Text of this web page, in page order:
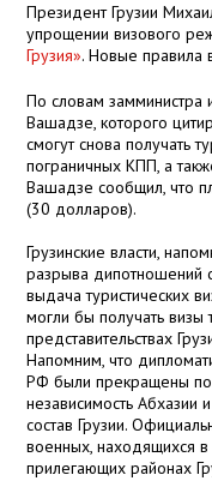
Президент Грузии
упрощении визового
Грузия». Новые правила
По словам замминистра
Вашадзе, которого
смогут снова получать
пограничных КПП, а
Вашадзе сообщил, что
(30 долларов).
Грузинские власти,
разрыва дипотношений
выдача туристических
могли бы получать визы
представительствах
Напомним, что
РФ были прекращены
независимость
состав Грузии.
военных, находящихся в
прилегающих районах